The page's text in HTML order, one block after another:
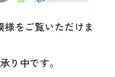
をご覧いただけま
り中です。